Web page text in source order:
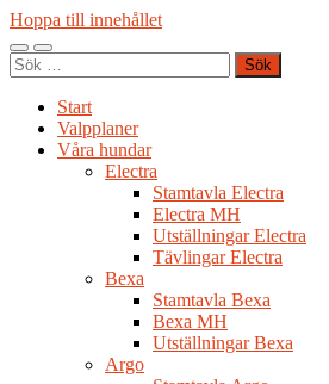
Hoppa till innehållet
Slå
på/av
Slå
på/av
Sök
efter:
Start
Valpplaner
Våra hundar
Electra
Stamtavla Electra
Electra MH
Utställningar Electra
Tävlingar Electra
Bexa
Stamtavla Bexa
Bexa MH
Utställningar Bexa
Argo